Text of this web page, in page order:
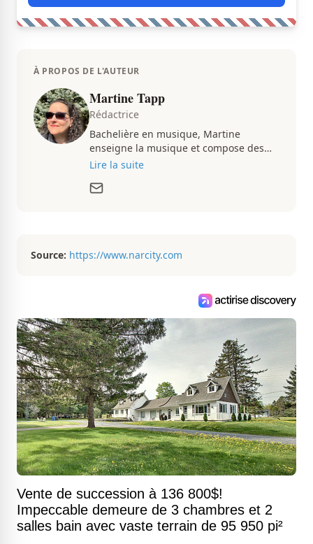
À PROPOS DE L'AUTEUR
Martine Tapp
Rédactrice
Bachelière en musique, Martine
enseigne la musique et compose des
pièces musicales pendant ses temps
d’aménagement intérieur, elle suit de
Lire la suite
Source: https://www.narcity.com
Vente de succession à 136 800$!
Impeccable demeure de 3 chambres et 2
salles bain avec vaste terrain de 95 950 pi²